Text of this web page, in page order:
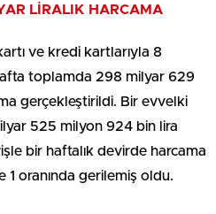
LİRALIK HARCAMA
ve kredi kartlarıyla 8
toplamda 298 milyar 629
gerçekleştirildi. Bir evvelki
525 milyon 924 bin lira
bir haftalık devirde harcama
1 oranında gerilemiş oldu.